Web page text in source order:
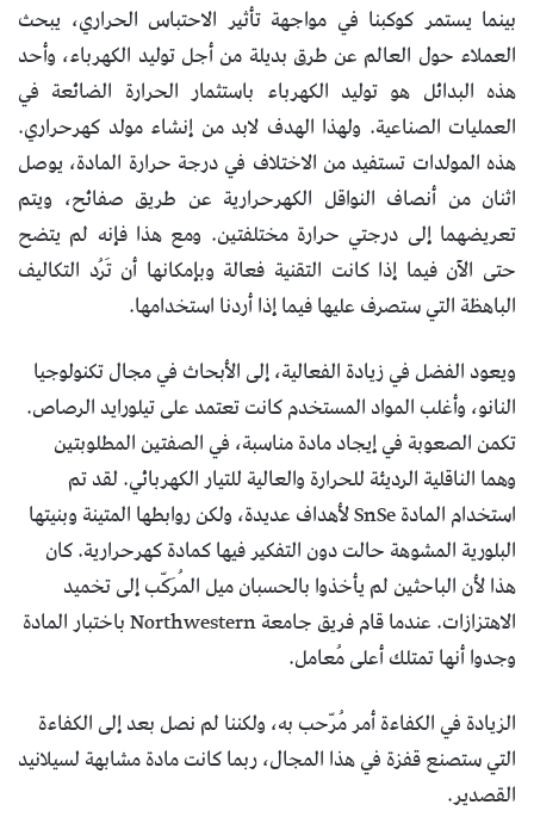
بينما يستمر كوكبنا في مواجهة تأثير الاحتباس الحراري، يبحث
العملاء حول العالم عن طرق بديلة من أجل توليد الكهرباء، وأحد
هذه البدائل هو توليد الكهرباء باستثمار الحرارة الضائعة في
العمليات الصناعية. ولهذا الهدف لابد من إنشاء مولد كهرحراري.
هذه المولدات تستفيد من الاختلاف في درجة حرارة المادة، يوصل
اثنان من أنصاف النواقل الكهرحرارية عن طريق صفائح، ويتم
تعريضهما إلى درجتي حرارة مختلفتين. ومع هذا فإنه لم يتضح
حتى الآن فيما إذا كانت التقنية فعالة وبإمكانها أن تَرُد التكاليف
الباهظة التي ستصرف عليها فيما إذا أردنا استخدامها.
ويعود الفضل في زيادة الفعالية، إلى الأبحاث في مجال تكنولوجيا
النانو، وأغلب المواد المستخدم كانت تعتمد على تيلورايد الرصاص.
تكمن الصعوبة في إيجاد مادة مناسبة، في الصفتين المطلوبتين
وهما الناقلية الرديئة للحرارة والعالية للتيار الكهربائي. لقد تم
استخدام المادة SnSe لأهداف عديدة، ولكن روابطها المتينة وبنيتها
البلورية المشوهة حالت دون التفكير فيها كمادة كهرحرارية. كان
هذا لأن الباحثين لم يأخذوا بالحسبان ميل المُرَكّب إلى تخميد
الاهتزازات. عندما قام فريق جامعة Northwestern باختبار المادة
وجدوا أنها تمتلك أعلى مُعامل.
الزيادة في الكفاءة أمر مُرّحب به، ولكننا لم نصل بعد إلى الكفاءة
التي ستصنع قفزة في هذا المجال، ربما كانت مادة مشابهة لسيلانيد
القصدير.